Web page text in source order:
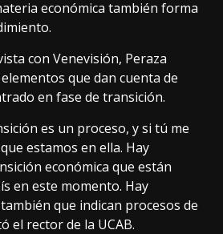
económica también forma
con Venevisión, Peraza
que dan cuenta de
en fase de transición.
es un proceso, y si tú me
estamos en ella. Hay
económica que están
en este momento. Hay
que indican procesos de
el rector de la UCAB.